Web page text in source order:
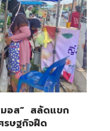
มอส” สลัดแขก
รษฐกิจฝืด